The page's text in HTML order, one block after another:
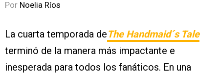
Por Noelia Ríos
La cuarta temporada deThe Handmaid´s Tale
terminó de la manera más impactante e
inesperada para todos los fanáticos. En una